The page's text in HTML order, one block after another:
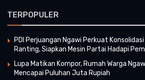
TERPOPULER
PDI Perjuangan Ngawi Perkuat
Ranting, Siapkan Mesin Partai Hadapi
Lupa Matikan Kompor, Rumah Warga
Mencapai Puluhan Juta Rupiah